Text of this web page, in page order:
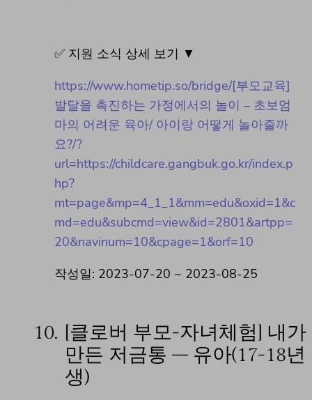
✅ 지원 소식 상세 보기 ▼
https://www.hometip.so/bridge/[부모교육]
발달을 촉진하는 가정에서의 놀이 – 초보엄
마의 어려운 육아/ 아이랑 어떻게 놀아줄까
요?/?
url=https://childcare.gangbuk.go.kr/index.p
hp?
mt=page&mp=4_1_1&mm=edu&oxid=1&c
md=edu&subcmd=view&id=2801&artpp=
20&navinum=10&cpage=1&orf=10
작성일: 2023-07-20 ~ 2023-08-25
10. [클로버 부모-자녀체험] 내가
만든 저금통 – 유아(17-18년
생)